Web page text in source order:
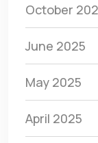
October
June 2025
May 2025
April 2025